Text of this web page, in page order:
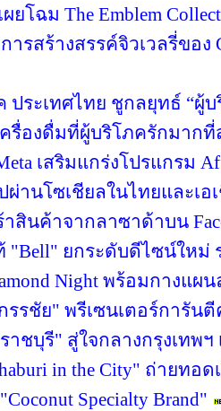
ผยโฉม The Emblem
ารสร้างสรรค์จิวเวลรี่ของ
ประเทศไทย ชูกลยุทธ์ “ผู้
รื่องดื่มที่ผู้บริโภครักมากที่
เสริมแกร่งโปรแกรม
านโซเชียลในไทยและเอ
าสินค้าจากลาซาด้าบน
"Bell" ยกระดับดีไซน์ใหม่
Night พร้อมกางแ
รรชัย" พรีเซนเตอร์การัน
าชบุรี" สู่ใจกลางกรุงเทพฯ
in the City" ถ่ายทอ
Specialty Brand"